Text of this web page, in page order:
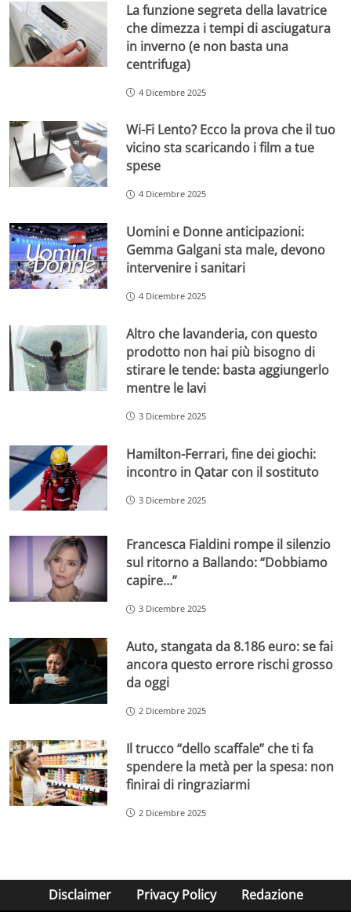
La funzione segreta della lavatrice
che dimezza i tempi di asciugatura
in inverno (e non basta una
centrifuga)
4 Dicembre 2025
Wi-Fi Lento? Ecco la prova che il tuo
vicino sta scaricando i film a tue
spese
4 Dicembre 2025
Uomini e Donne anticipazioni:
Gemma Galgani sta male, devono
intervenire i sanitari
4 Dicembre 2025
Altro che lavanderia, con questo
prodotto non hai più bisogno di
stirare le tende: basta aggiungerlo
mentre le lavi
3 Dicembre 2025
Hamilton-Ferrari, fine dei giochi:
incontro in Qatar con il sostituto
3 Dicembre 2025
Francesca Fialdini rompe il silenzio
sul ritorno a Ballando: “Dobbiamo
capire…”
3 Dicembre 2025
Auto, stangata da 8.186 euro: se fai
ancora questo errore rischi grosso
da oggi
2 Dicembre 2025
Il trucco “dello scaffale” che ti fa
spendere la metà per la spesa: non
finirai di ringraziarmi
2 Dicembre 2025
Disclaimer Privacy Policy Redazione